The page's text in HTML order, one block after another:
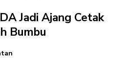
Jadi Ajang Cetak
Bumbu